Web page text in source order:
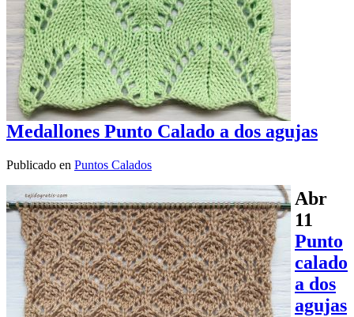
Medallones Punto Calado a dos agujas
Publicado en Puntos Calados
Abr
11
Punto
calado
a dos
agujas